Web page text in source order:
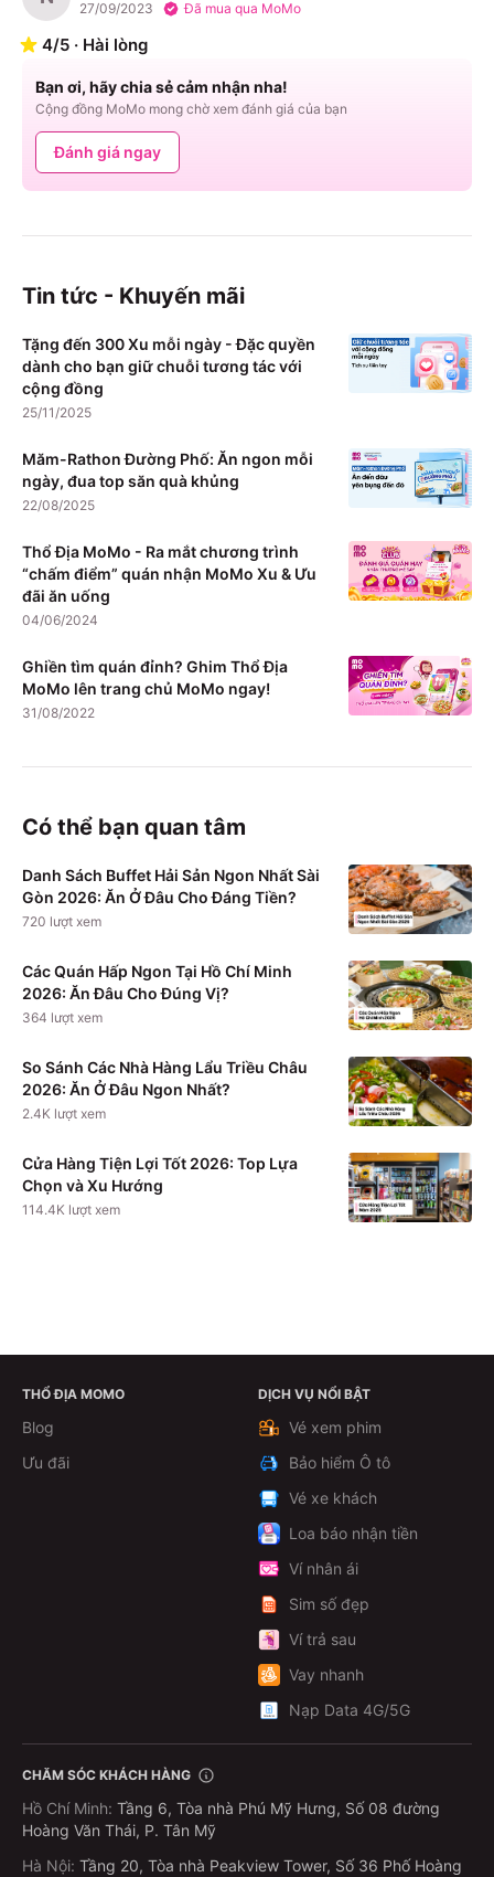
27/09/2023 Đã mua qua MoMo
4/5 · Hài lòng
Bạn ơi, hãy chia sẻ cảm nhận nha!
Cộng đồng MoMo mong chờ xem đánh giá của bạn
Đánh giá ngay
Tin tức - Khuyến mãi
Tặng đến 300 Xu mỗi ngày - Đặc quyền
dành cho bạn giữ chuỗi tương tác với
cộng đồng
25/11/2025
Măm-Rathon Đường Phố: Ăn ngon mỗi
ngày, đua top săn quà khủng
22/08/2025
Thổ Địa MoMo - Ra mắt chương trình
“chấm điểm” quán nhận MoMo Xu & Ưu
đãi ăn uống
04/06/2024
Ghiền tìm quán đỉnh? Ghim Thổ Địa
MoMo lên trang chủ MoMo ngay!
31/08/2022
Có thể bạn quan tâm
Danh Sách Buffet Hải Sản Ngon Nhất Sài
Gòn 2026: Ăn Ở Đâu Cho Đáng Tiền?
720 lượt xem
Các Quán Hấp Ngon Tại Hồ Chí Minh
2026: Ăn Đâu Cho Đúng Vị?
364 lượt xem
So Sánh Các Nhà Hàng Lẩu Triều Châu
2026: Ăn Ở Đâu Ngon Nhất?
2.4K lượt xem
Cửa Hàng Tiện Lợi Tốt 2026: Top Lựa
Chọn và Xu Hướng
114.4K lượt xem
Theo dõi
THỔ ĐỊA MOMO
Blog
Ưu đãi
DỊCH VỤ NỔI BẬT
Vé xem phim
Bảo hiểm Ô tô
Vé xe khách
Loa báo nhận tiền
Ví nhân ái
Sim số đẹp
Ví trả sau
Vay nhanh
Nạp Data 4G/5G
CHĂM SÓC KHÁCH HÀNG
Hồ Chí Minh: Tầng 6, Tòa nhà Phú Mỹ Hưng, Số 08 đường
Hoàng Văn Thái, P. Tân Mỹ
Hà Nội: Tầng 20, Tòa nhà Peakview Tower, Số 36 Phố Hoàng